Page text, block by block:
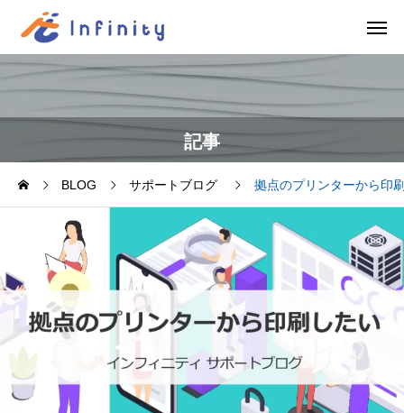
記事
BLOG サポートブログ 拠点のプリンターから印